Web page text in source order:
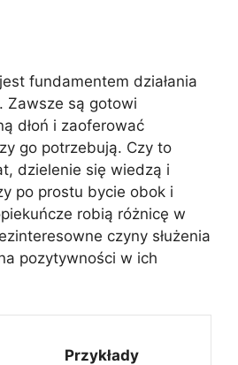
fundamentem działania
Zawsze są gotowi
dłoń i zaoferować
go potrzebują. Czy to
dzielenie się wiedzą i
po prostu bycie obok i
robią różnicę w
czyny służenia
pozytywności w ich
Przykłady